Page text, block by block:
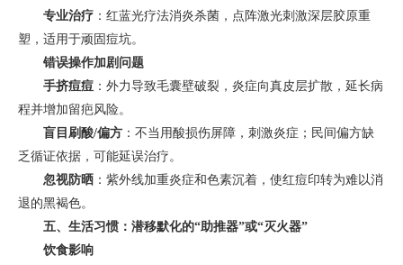
专业治疗 ：红蓝光疗法消炎杀菌，点阵激光刺激深层胶原重
塑，适用于顽固痘坑。
错误操作加剧问题
手挤痘痘 ：外力导致毛囊壁破裂，炎症向真皮层扩散，延长病
程并增加留疤风险。
盲目刷酸/偏方 ：不当用酸损伤屏障，刺激炎症；民间偏方缺
乏循证依据，可能延误治疗。
忽视防晒 ：紫外线加重炎症和色素沉着，使红痘印转为难以消
退的黑褐色。
五、生活习惯：潜移默化的“助推器”或“灭火器”
饮食影响